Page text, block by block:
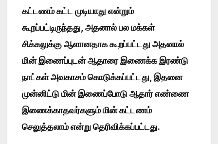
கட்டணம் கட்ட முடியாது என்றும்
கூறப்பட்டிருந்தது, அதனால் பல மக்கள்
சிக்கலுக்கு ஆளானதாக கூறப்பட்டது அதனால்
மின் இணைப்புடன் ஆதாரை இணைக்க இரண்டு
நாட்கள் அவகாசம் கொடுக்கப்பட்டது, இதனை
முன்னிட்டு மின் இணைப்போடு ஆதார் எண்ணை
இணைக்காதவர்களும் மின் கட்டணம்
செலுத்தலாம் என்று தெரிவிக்கப்பட்டது.